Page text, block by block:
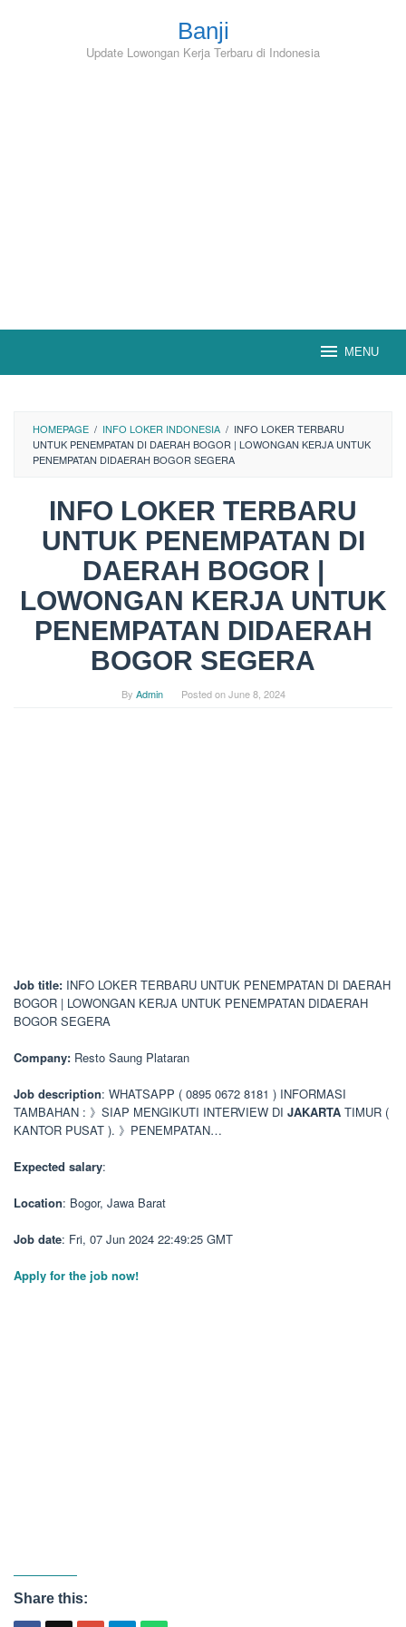
Banji
Update Lowongan Kerja Terbaru di Indonesia
MENU
HOMEPAGE / INFO LOKER INDONESIA / INFO LOKER TERBARU
UNTUK PENEMPATAN DI DAERAH BOGOR | LOWONGAN KERJA UNTUK
PENEMPATAN DIDAERAH BOGOR SEGERA
INFO LOKER TERBARU
UNTUK PENEMPATAN DI
DAERAH BOGOR |
LOWONGAN KERJA UNTUK
PENEMPATAN DIDAERAH
BOGOR SEGERA
By Admin Posted onJune 8, 2024
Job title: INFO LOKER TERBARU UNTUK PENEMPATAN DI DAERAH
BOGOR | LOWONGAN KERJA UNTUK PENEMPATAN DIDAERAH
BOGOR SEGERA
Company: Resto Saung Plataran
Job description: WHATSAPP ( 0895 0672 8181 ) INFORMASI
TAMBAHAN : 》SIAP MENGIKUTI INTERVIEW DI JAKARTA TIMUR (
KANTOR PUSAT ). 》PENEMPATAN…
Expected salary:
Location: Bogor, Jawa Barat
Job date: Fri, 07 Jun 2024 22:49:25 GMT
Apply for the job now!
Share this: